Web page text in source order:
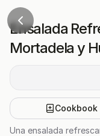
Ensalada
Mortadela y
Cookbook
Una ensalada